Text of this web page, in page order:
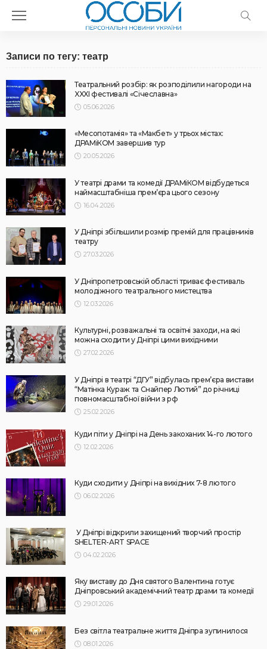
Записи по тегу: театр
Театральний розбір: як розподілили нагороди на
XXXI фестивалі «Січеславна»
05.06.2026
«Месопотамія» та «Макбет» у трьох містах:
ДРАМіКОМ завершив тур
20.05.2026
У театрі драми та комедії ДРАМіКОМ відбудеться
наймасштабніша прем’єра цього сезону
16.04.2026
У Дніпрі збільшили розмір премій для працівників
театру
27.03.2026
У Дніпропетровській області триває фестиваль
молодіжного театрального мистецтва
12.03.2026
Культурні, розважальні та освітні заходи, на які
можна сходити у Дніпрі цими вихідними
27.02.2026
У Дніпрі в театрі “ДГУ” відбулась прем’єра вистави
“Матінка Кураж та Снайпер Лютий” до річниці
повномасштабної війни з рф
25.02.2026
Куди піти у Дніпрі на День закоханих 14-го лютого
12.02.2026
Куди сходити у Дніпрі на вихідних 7-8 лютого
06.02.2026
У Дніпрі відкрили захищений творчий простір
SHELTER-ART SPACE
04.02.2026
Яку виставу до Дня святого Валентина готує
Дніпровський академічний театр драми та комедії
29.01.2026
Без світла театральне життя Дніпра зупинилося
08.01.2026